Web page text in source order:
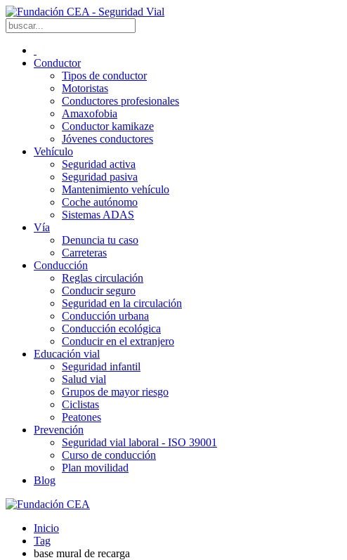
Conductor
Tipos de conductor
Motoristas
Conductores profesionales
Amaxofobia
Conductor kamikaze
Jóvenes conductores
Vehículo
Seguridad activa
Seguridad pasiva
Mantenimiento vehículo
Coche autónomo
Sistemas ADAS
Vía
Denuncia tu caso
Carreteras
Conducción
Reglas circulación
Conducir seguro
Seguridad en la circulación
Conducción urbana
Conducción ecológica
Conducir en el extranjero
Educación vial
Seguridad infantil
Salud vial
Grupos de mayor riesgo
Ciclistas
Peatones
Prevención
Seguridad vial laboral - ISO 39001
Curso de conducción
Plan movilidad
Blog
Inicio
Tag
base mural de recarga